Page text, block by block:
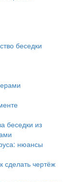
беседки
беседки из
нюансы
сделать чертёж